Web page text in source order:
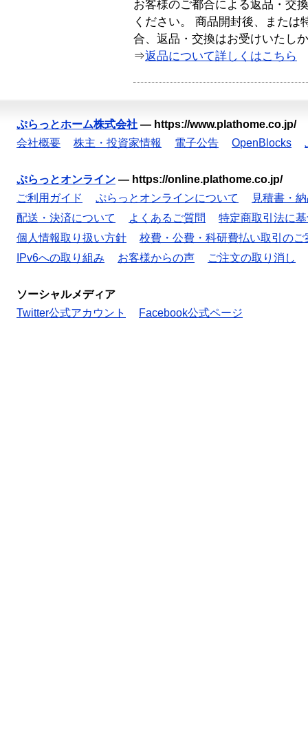
お客様のご都合による返品・交
ください。 商品開封後、または
合、返品・交換はお受けいたし
⇒返品について詳しくはこちら
ぷらっとホーム株式会社 — https://www.plathome.co.jp/
会社概要
株主・投資家情報 電子公告 OpenBlocks
ぷらっとオンライン — https://online.plathome.co.jp/
ご利用ガイド
ぷらっとオンラインについて
見積書・
配送・決済について
よくあるご質問
特定商取引法に
個人情報取り扱い方針
校費・公費・科研費払い取引のご
IPv6への取り組み
お客様からの声 ご注文の取り消し
ソーシャルメディア
Twitter公式アカウント
Facebook公式ページ